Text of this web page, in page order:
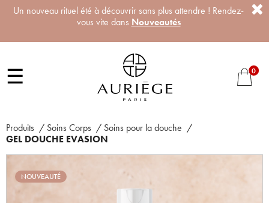
Un nouveau rituel été à découvrir sans plus attendre ! Rendez-
vous vite dans Nouveautés
☰ 0
Produits / Soins Corps / Soins pour la douche /
GEL DOUCHE EVASION
NOUVEAUTÉ